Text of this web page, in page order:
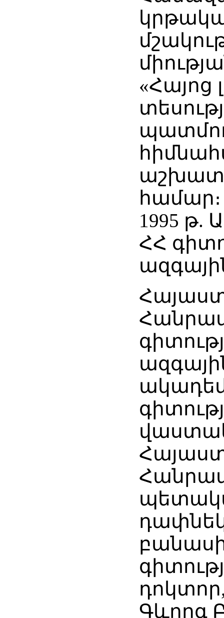
«Հայոց
համար։
1995 թ.
ՀՀ
Գևորգ